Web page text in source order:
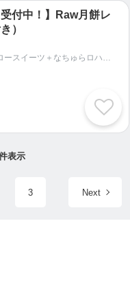
。ただひたすら受
っとしない女の子だ
ショックでした。
る」ことに氣付き、
かけとなりました。
りは高校１年の春で
ホームステイをしな
受付中！】Raw月餅レ
）
【市川ロースイーツ＋なちゅらロハス】宇宙おむすび・季節の手しごと・発酵・腸活ロースイーツメソッド®｜千葉県市川市｜natur-aloha-s
表示
3 Next